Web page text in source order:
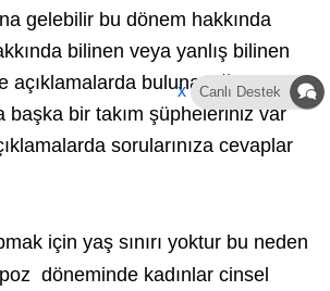
xCanlı Destek
gelebilir bu dönem hakkında
bilinen veya yanlış bilinen
açıklamalarda bulunacağım.
başka bir takım şüpheleriniz var
sorularınıza cevaplar
için yaş sınırı yoktur bu neden
döneminde kadınlar cinsel